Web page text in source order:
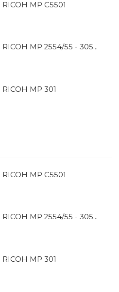
MP C5501
Toner Original RICOH MP 2554/55 - 3054/55
MP 301
MP C5501
Toner Original RICOH MP 2554/55 - 3054/55
MP 301